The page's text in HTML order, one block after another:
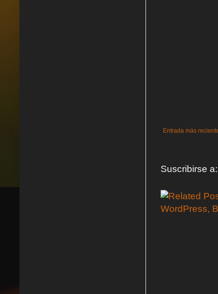
Entrada más
Suscribirse